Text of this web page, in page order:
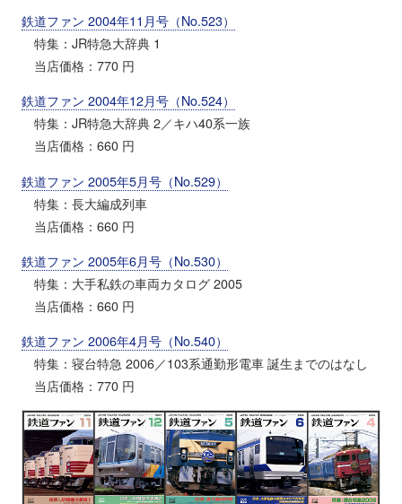
鉄道ファン 2004年11月号（No.523）
特集：JR特急大辞典 1
当店価格：770 円
鉄道ファン 2004年12月号（No.524）
特集：JR特急大辞典 2／キハ40系一族
当店価格：660 円
鉄道ファン 2005年5月号（No.529）
特集：長大編成列車
当店価格：660 円
鉄道ファン 2005年6月号（No.530）
特集：大手私鉄の車両カタログ 2005
当店価格：660 円
鉄道ファン 2006年4月号（No.540）
特集：寝台特急 2006／103系通勤形電車 誕生までのはなし
当店価格：770 円